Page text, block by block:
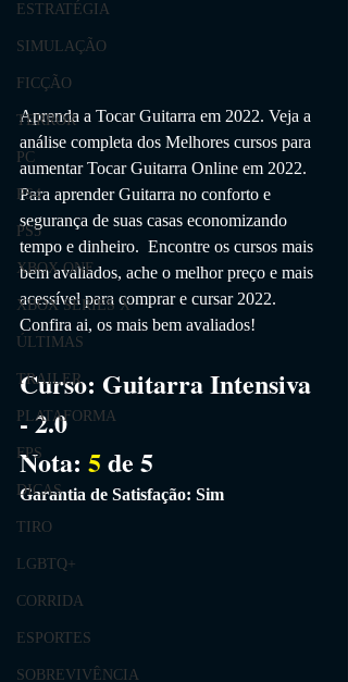
ESTRATÉGIA
SIMULAÇÃO
FICÇÃO
TERROR
PC
PS4
PS5
XBOX ONE
XBOX SERIES X
ÚLTIMAS
TRAILER
PLATAFORMA
FPS
DICAS
TIRO
LGBTQ+
CORRIDA
ESPORTES
SOBREVIVÊNCIA
Aprenda a Tocar Guitarra em 2022. Veja a
análise completa dos Melhores cursos para
aumentar Tocar Guitarra Online em 2022.
Para aprender Guitarra no conforto e
segurança de suas casas economizando
tempo e dinheiro.
  Encontre os cursos mais
bem avaliados, ache o melhor preço e mais
acessível para comprar e cursar 2022.
Confira ai, os mais bem avaliados!
Curso: Guitarra Intensiva
- 2.0
Nota: 5 de 5
Garantia de Satisfação: Sim